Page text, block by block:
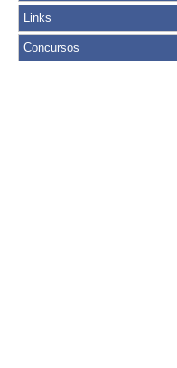
Links
Concursos